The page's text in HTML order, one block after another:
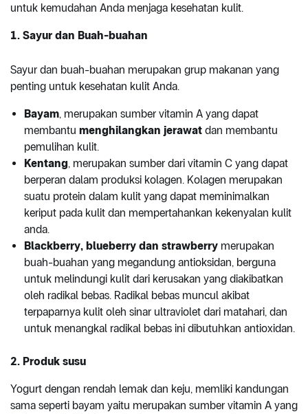
untuk kemudahan Anda menjaga kesehatan kulit.
1. Sayur dan Buah-buahan
Sayur dan buah-buahan merupakan grup makanan yang
penting untuk kesehatan kulit Anda.
Bayam, merupakan sumber vitamin A yang dapat
membantu menghilangkan jerawat dan membantu
pemulihan kulit.
Kentang, merupakan sumber dari vitamin C yang dapat
berperan dalam produksi kolagen. Kolagen merupakan
suatu protein dalam kulit yang dapat meminimalkan
keriput pada kulit dan mempertahankan kekenyalan kulit
anda.
Blackberry, blueberry dan strawberry merupakan
buah-buahan yang megandung antioksidan, berguna
untuk melindungi kulit dari kerusakan yang diakibatkan
oleh radikal bebas. Radikal bebas muncul akibat
terpaparnya kulit oleh sinar ultraviolet dari matahari, dan
untuk menangkal radikal bebas ini dibutuhkan antioxidan.
2. Produk susu
Yogurt dengan rendah lemak dan keju, memliki kandungan
sama seperti bayam yaitu merupakan sumber vitamin A yang